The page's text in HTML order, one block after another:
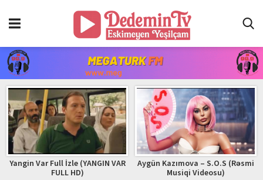
Yangin Var Full İzle (YANGIN VAR
FULL HD)
Aygün Kazımova – S.O.S (Rəsmi
Musiqi Videosu)